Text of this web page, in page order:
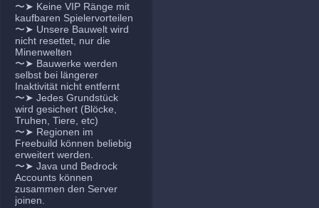
〜➤ Keine VIP Ränge mit
kaufbaren Spielervorteilen
〜➤ Unsere Bauwelt wird
nicht resettet, nur die
Minenwelten
〜➤ Bauwerke werden
selbst bei längerer
Inaktivität nicht entfernt
〜➤ Jedes Grundstück
wird gesichert (Blöcke,
Truhen, Tiere, etc)
〜➤ Regionen im
Freebuild können beliebig
erweitert werden.
〜➤ Java und Bedrock
Accounts können
zusammen den Server
joinen.